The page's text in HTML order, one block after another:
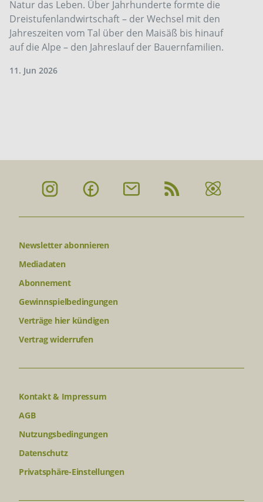
Natur das Leben. Über Jahrhunderte formte die
Dreistufenlandwirtschaft – der Wechsel mit den
Jahreszeiten vom Tal über den Maisäß bis hinauf
auf die Alpe – den Jahreslauf der Bauernfamilien.
11. Jun 2026
Newsletter abonnieren
Mediadaten
Abonnement
Gewinnspielbedingungen
Verträge hier kündigen
Vertrag widerrufen
Kontakt & Impressum
AGB
Nutzungsbedingungen
Datenschutz
Privatsphäre-Einstellungen